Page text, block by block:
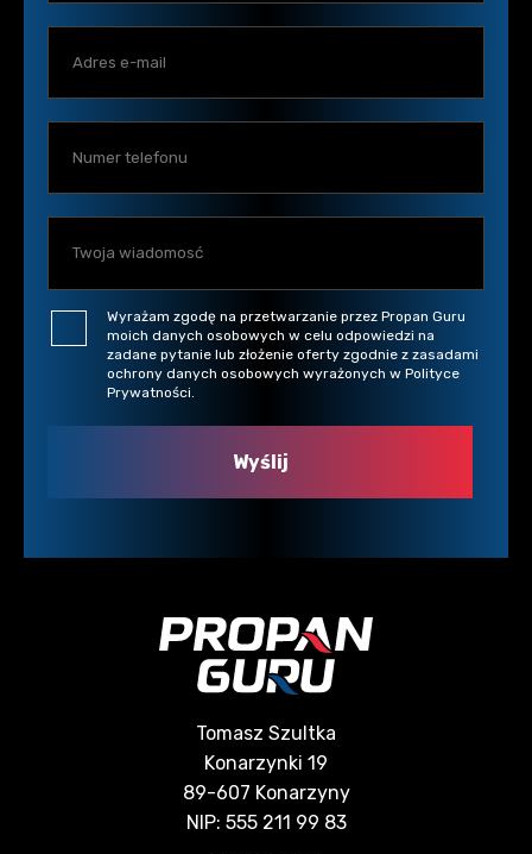
Wyrażam zgodę na przetwarzanie przez Propan Guru
moich danych osobowych w celu odpowiedzi na
zadane pytanie lub złożenie oferty zgodnie z zasadami
ochrony danych osobowych wyrażonych w Polityce
Prywatności.
Tomasz Szultka
Konarzynki 19
89-607 Konarzyny
NIP: 555 211 99 83